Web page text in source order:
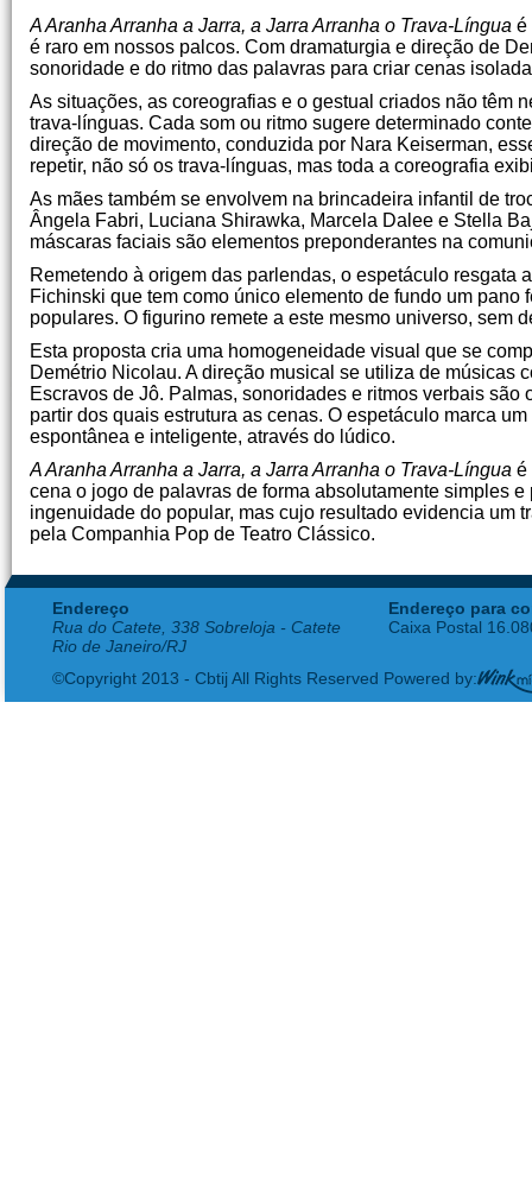
A Aranha Arranha a Jarra, a Jarra Arranha o Trava-Língua é
é raro em nossos palcos. Com dramaturgia e direção de
sonoridade e do ritmo das palavras para criar cenas
As situações, as coreografias e o gestual criados não têm
trava-línguas. Cada som ou ritmo sugere determinado
direção de movimento, conduzida por Nara Keiserman,
repetir, não só os trava-línguas, mas toda a coreografia
As mães também se envolvem na brincadeira infantil de
Ângela Fabri, Luciana Shirawka, Marcela Dalee e Stella
máscaras faciais são elementos preponderantes na
Remetendo à origem das parlendas, o espetáculo
Fichinski que tem como único elemento de fundo um
populares. O figurino remete a este mesmo universo, sem
Esta proposta cria uma homogeneidade visual que se
Demétrio Nicolau. A direção musical se utiliza de músicas
Escravos de Jô. Palmas, sonoridades e ritmos verbais
partir dos quais estrutura as cenas. O espetáculo marca
espontânea e inteligente, através do lúdico.
A Aranha Arranha a Jarra, a Jarra Arranha o Trava-Língua é
cena o jogo de palavras de forma absolutamente simples
ingenuidade do popular, mas cujo resultado evidencia um
pela Companhia Pop de Teatro Clássico.
Endereço
Rua do Catete, 338 Sobreloja - Catete
Rio de Janeiro/RJ
Endereço para
Caixa Postal
©Copyright 2013 - Cbtij All Rights Reserved Powered by: